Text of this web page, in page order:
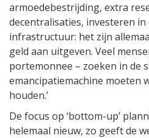
armoedebestrijding, extra
decentralisaties, investeren
infrastructuur: het zijn
geld aan uitgeven. Veel
portemonnee – zoeken in de
emancipatiemachine moeten
houden.’
De focus op ‘bottom-up’
helemaal nieuw, zo geeft de